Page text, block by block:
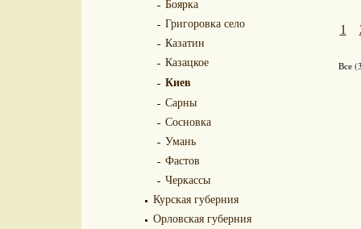
Боярка
Григоровка село
Казатин
Казацкое
Киев
Сарны
Сосновка
Умань
Фастов
Черкассы
Курская губерния
Орловская губерния
1
Все